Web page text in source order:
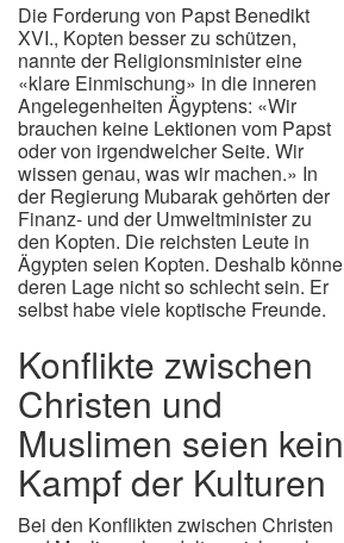
Die Forderung von Papst Benedikt
XVI., Kopten besser zu schützen,
nannte der Religionsminister eine
«klare Einmischung» in die inneren
Angelegenheiten Ägyptens: «Wir
brauchen keine Lektionen vom Papst
oder von irgendwelcher Seite. Wir
wissen genau, was wir machen.» In
der Regierung Mubarak gehörten der
Finanz- und der Umweltminister zu
den Kopten. Die reichsten Leute in
Ägypten seien Kopten. Deshalb könne
deren Lage nicht so schlecht sein. Er
selbst habe viele koptische Freunde.
Konflikte zwischen
Christen und
Muslimen seien kein
Kampf der Kulturen
Bei den Konflikten zwischen Christen